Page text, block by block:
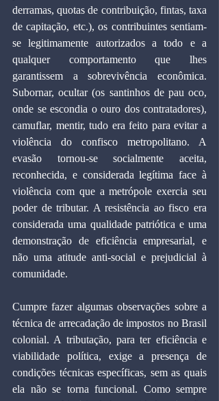
derramas, quotas de contribuição, fintas, taxa
de capitação, etc.), os contribuintes sentiam-
se legitimamente autorizados a todo e a
qualquer comportamento que lhes
garantissem a sobrevivência econômica.
Subornar, ocultar (os santinhos de pau oco,
onde se escondia o ouro dos contratadores),
camuflar, mentir, tudo era feito para evitar a
violência do confisco metropolitano. A
evasão tornou-se socialmente aceita,
reconhecida, e considerada legítima face à
violência com que a metrópole exercia seu
poder de tributar. A resistência ao fisco era
considerada uma qualidade patriótica e uma
demonstração de eficiência empresarial, e
não uma atitude anti-social e prejudicial à
comunidade.
Cumpre fazer algumas observações sobre a
técnica de arrecadação de impostos no Brasil
colonial. A tributação, para ter eficiência e
viabilidade política, exige a presença de
condições técnicas específicas, sem as quais
ela não se torna funcional. Como sempre